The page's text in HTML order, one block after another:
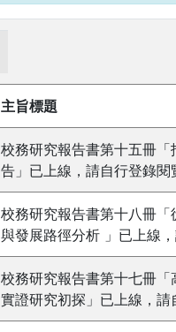
主旨標題
校務研究報告書第十五冊
告」已上線，請自行登錄閱
校務研究報告書第十八冊
與發展路徑分析 」已上線
校務研究報告書第十七冊
實證研究初探」已上線，請